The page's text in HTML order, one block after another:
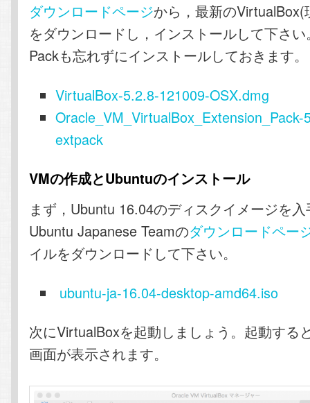
ダウンロードページから，最新の
をダウンロードし，インストールして下さ
Packも忘れずにインストールしておきます。
VirtualBox-5.2.8-121009-OSX.dmg
Oracle_VM_VirtualBox_Extension_Pack-
extpack
VMの作成とUbuntuのインストール
まず，Ubuntu 16.04のディスクイメージを
Ubuntu Japanese Teamのダウンロードペー
イルをダウンロードして下さい。
ubuntu-ja-16.04-desktop-amd64.iso
次にVirtualBoxを起動しましょう。起動する
画面が表示されます。